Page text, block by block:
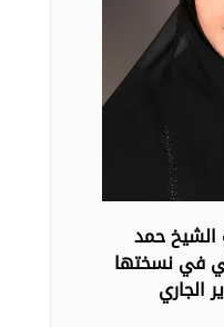
الشيخ حمد
في نسختها